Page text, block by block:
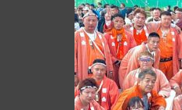
る